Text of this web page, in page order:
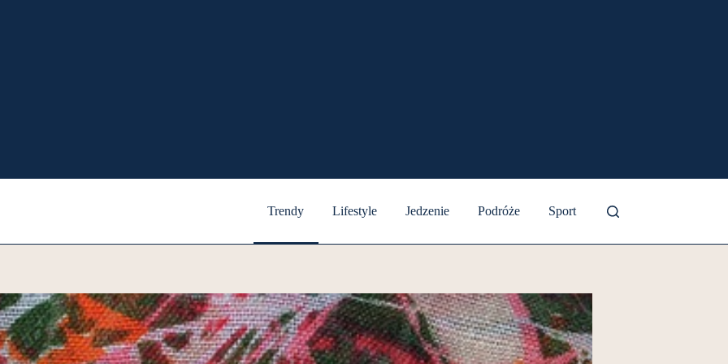
Trendy Lifestyle Jedzenie Podróże Sport